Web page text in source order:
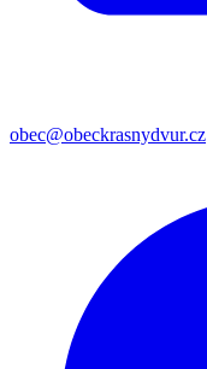
obec@obeckrasnydvur.cz